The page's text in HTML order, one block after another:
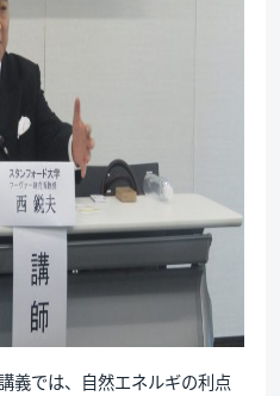
義では、自然エネルギの利点